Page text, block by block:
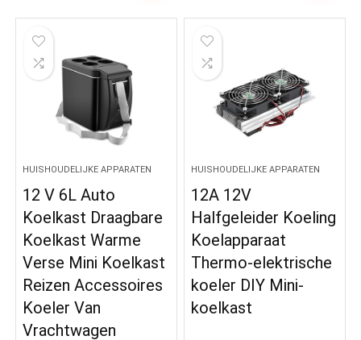
HUISHOUDELIJKE APPARATEN
12 V 6L Auto
Koelkast Draagbare
Koelkast Warme
Verse Mini Koelkast
Reizen Accessoires
Koeler Van
Vrachtwagen
HUISHOUDELIJKE APPARATEN
12A 12V
Halfgeleider Koeling
Koelapparaat
Thermo-elektrische
koeler DIY Mini-
koelkast